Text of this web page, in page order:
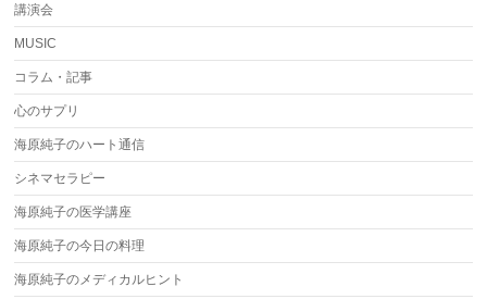
講演会
MUSIC
コラム・記事
心のサプリ
海原純子のハート通信
シネマセラピー
海原純子の医学講座
海原純子の今日の料理
海原純子のメディカルヒント